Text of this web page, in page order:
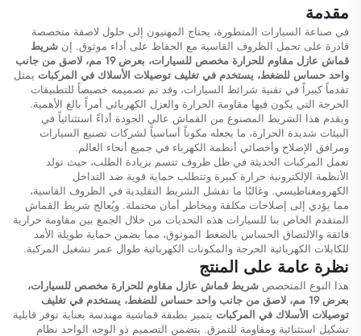
مقدمة
في صناعة السيارات المتطورة، يحتاج المهنيون إلى حلول لاصقة متخصصة
قادرة على تحمل الظروف القاسية مع الحفاظ على أداء موثوق. إن شريط
قماش عازل مقاوم للحرارة مخصص للسيارات، بعرض 19 مم، لاصق من جانب
واحد حساس للضغط، يستخدم في تغليف توصيلات الأسلاك في المركبات يمثل
تقدماً كبيراً في تقنية شرائط السيارات، وقد تم تصميمه خصيصاً للتطبيقات
الحرجة التي يكون فيها مقاومة الحرارة والعزل الكهربائي أمراً بالغ الأهمية.
ويقدم هذا الشريط المصنوع من القماش عالي الجودة أداءً استثنائياً في
البيئات شديدة الحرارة، ما يجعله مكوناً أساسياً لشركات تصنيع السيارات
ومرافق الإصلاح وأخصائي أنظمة الكهرباء في جميع أنحاء العالم.
تعمل المركبات الحديثة في ظل ظروف تتسم بزيادة الطلب، حيث تولد
الأنظمة الإلكترونية حرارة كبيرة وتتطلب حماية قوية ضد التداخل
الكهرومغناطيسي. وغالبًا ما تفشل الشريط التقليدية في الظروف القاسية،
مما يؤدي إلى إصلاحات مكلفة ومخاطر أمان محتملة. ويُعالج شريط القماش
المتقدم الخاص بنا للسيارات هذه التحديات من خلال الجمع بين مقاومة حرارية
فائقة والالتصاق الحساس بالضغط الموثوق، مما يضمن حماية طويلة الأمد
للكابلات الكهربائية الحرجة والمكونات الكهربائية طوال عمر تشغيل المركبة.
نظرة عامة على المنتج
هذا النوع المتخصص شريط قماش عازل مقاوم للحرارة مخصص للسيارات،
بعرض 19 مم، لاصق من جانب واحد حساس للضغط، يستخدم في تغليف
توصيلات الأسلاك في المركبات يتميز بطبقة قماشية مهندسة بعناية توفر قابلية
تشكيل استثنائية ومقاومة للتمزق. يتضمن التصميم ذو الوجه الواحد نظام